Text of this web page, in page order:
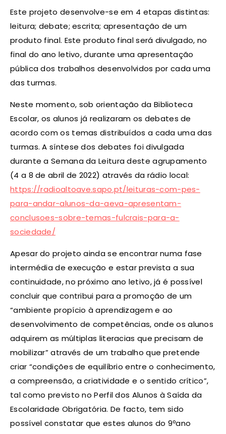
Este projeto desenvolve-se em 4 etapas distintas:
leitura; debate; escrita; apresentação de um
produto final. Este produto final será divulgado, no
final do ano letivo, durante uma apresentação
pública dos trabalhos desenvolvidos por cada uma
das turmas.
Neste momento, sob orientação da Biblioteca
Escolar, os alunos já realizaram os debates de
acordo com os temas distribuídos a cada uma das
turmas. A síntese dos debates foi divulgada
durante a Semana da Leitura deste agrupamento
(4 a 8 de abril de 2022) através da rádio local:
https://radioaltoave.sapo.pt/leituras-com-pes-
para-andar-alunos-da-aeva-apresentam-
conclusoes-sobre-temas-fulcrais-para-a-
sociedade/
Apesar do projeto ainda se encontrar numa fase
intermédia de execução e estar prevista a sua
continuidade, no próximo ano letivo, já é possível
concluir que contribui para a promoção de um
“ambiente propício à aprendizagem e ao
desenvolvimento de competências, onde os alunos
adquirem as múltiplas literacias que precisam de
mobilizar” através de um trabalho que pretende
criar “condições de equilíbrio entre o conhecimento,
a compreensão, a criatividade e o sentido crítico”,
tal como previsto no Perfil dos Alunos à Saída da
Escolaridade Obrigatória. De facto, tem sido
possível constatar que estes alunos do 9ºano